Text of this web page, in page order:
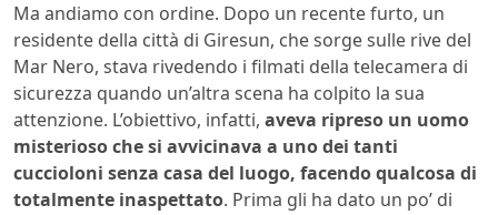
Ma andiamo con ordine. Dopo un recente furto, un
residente della città di Giresun, che sorge sulle rive del
Mar Nero, stava rivedendo i filmati della telecamera di
sicurezza quando un’altra scena ha colpito la sua
attenzione. L’obiettivo, infatti, aveva ripreso un uomo
misterioso che si avvicinava a uno dei tanti
cuccioloni senza casa del luogo, facendo qualcosa di
totalmente inaspettato. Prima gli ha dato un po’ di